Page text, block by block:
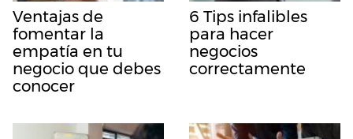
Ventajas de
fomentar la
empatía en tu
negocio que debes
conocer
6 Tips infalibles
para hacer
negocios
correctamente